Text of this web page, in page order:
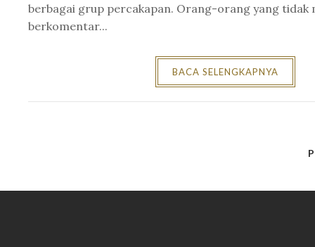
berbagai grup percakapan. Orang-orang yang tidak
berkomentar...
BACA SELENGKAPNYA